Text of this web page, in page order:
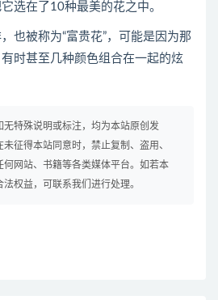
选在了10种最美的花之中。
被称为“富贵花”，可能是因为那
时甚至几种颜色组合在一起的炫
无特殊说明或标注，均为本站原创发
征得本站同意时，禁止复制、盗用、
何网站、书籍等各类媒体平台。如若本
权益，可联系我们进行处理。